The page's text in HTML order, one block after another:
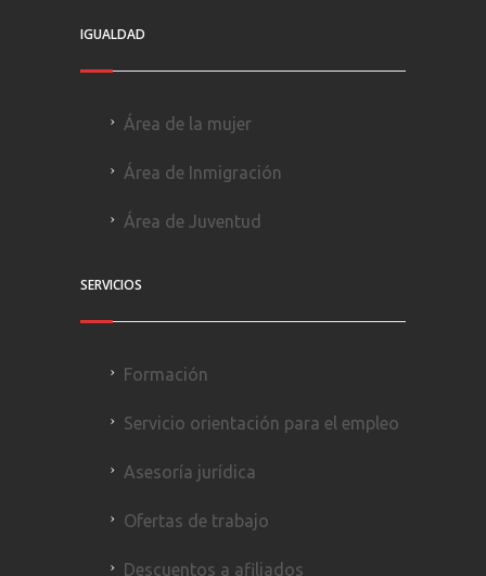
IGUALDAD
Área de la mujer
Área de Inmigración
Área de Juventud
SERVICIOS
Formación
Servicio orientación para el empleo
Asesoría jurídica
Ofertas de trabajo
Descuentos a afiliados